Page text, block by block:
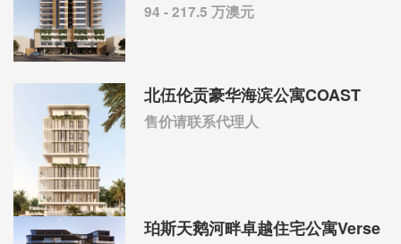
94 - 217.5 万澳元
北伍伦贡豪华海滨公寓COAST
售价请联系代理人
珀斯天鹅河畔卓越住宅公寓Verse